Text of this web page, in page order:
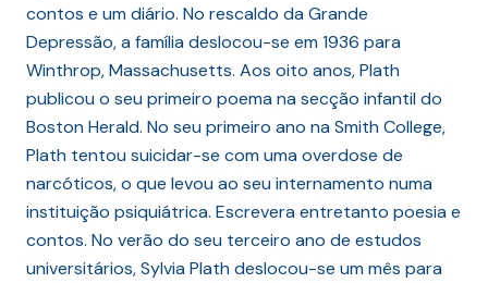
contos e um diário. No rescaldo da Grande
Depressão, a família deslocou-se em 1936 para
Winthrop, Massachusetts. Aos oito anos, Plath
publicou o seu primeiro poema na secção infantil do
Boston Herald. No seu primeiro ano na Smith College,
Plath tentou suicidar-se com uma overdose de
narcóticos, o que levou ao seu internamento numa
instituição psiquiátrica. Escrevera entretanto poesia e
contos. No verão do seu terceiro ano de estudos
universitários, Sylvia Plath deslocou-se um mês para